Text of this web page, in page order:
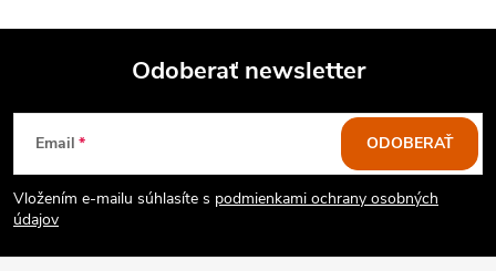
y
ý
i
s
Z
á
p
Odoberať newsletter
Email
Vložením e-mailu súhlasíte s podmienkami ochrany osobných
údajov
ODOBERAŤ